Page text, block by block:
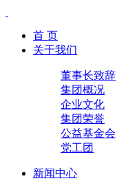
首 页
关于我们
董事长致辞
集团概况
企业文化
集团荣誉
公益基金会
党工团
新闻中心